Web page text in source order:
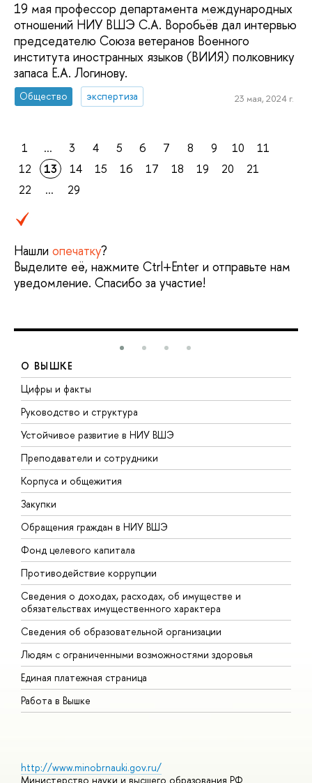
19 мая профессор департамента международных
отношений НИУ ВШЭ С.А. Воробьёв дал интервью
председателю Союза ветеранов Военного
института иностранных языков (ВИИЯ) полковнику
запаса Е.А. Логинову.
Общество экспертиза 23 мая, 2024 г.
1 ... 3 4 5 6 7 8 9 10
11
12
13 14 15 16 17 18 19 20
21
22
... 29
Нашли опечатку?
Выделите её, нажмите Ctrl+Enter и отправьте нам
уведомление. Спасибо за участие!
О ВЫШКЕ
Цифры и факты
Руководство и структура
Устойчивое развитие в НИУ ВШЭ
Преподаватели и сотрудники
Корпуса и общежития
Закупки
Обращения граждан в НИУ ВШЭ
Фонд целевого капитала
Противодействие коррупции
Сведения о доходах, расходах, об имуществе и
обязательствах имущественного характера
Сведения об образовательной организации
Людям с ограниченными возможностями здоровья
Единая платежная страница
Работа в Вышке
http://www.minobrnauki.gov.ru/
Министерство науки и высшего образования РФ